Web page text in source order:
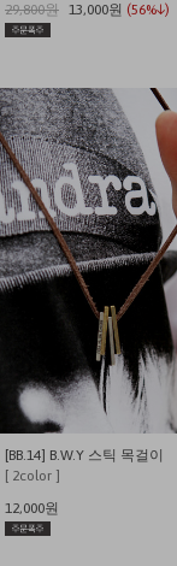
29,800원 13,000원 (56%↓)
[BB.14] B.W.Y 스틱 목걸이
[ 2color ]
12,000원